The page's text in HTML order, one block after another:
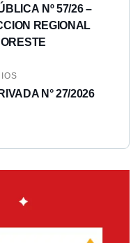
Nº 57/26 –
REGIONAL
N° 27/2026